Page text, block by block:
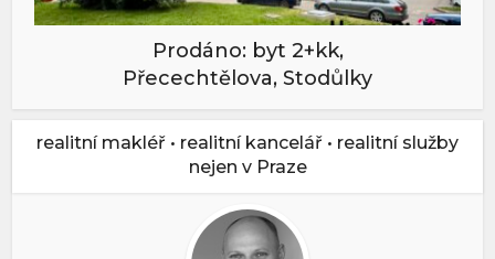
Prodáno: byt 2+kk,
Přecechtělova, Stodůlky
realitní makléř • realitní kancelář • realitní služby
nejen v Praze